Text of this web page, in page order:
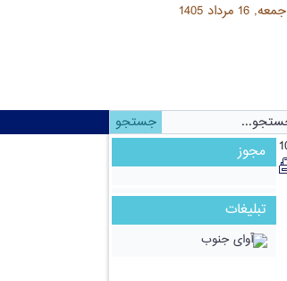
جمعه, 16 مرداد 1405
مجوز
تبلیغات